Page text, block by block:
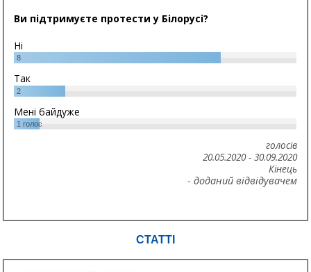
Ви підтримуєте протести у Білорусі?
Ні
8
Так
2
Мені байдуже
1 голос
голосів
20.05.2020- 30.09.2020
Кінець
- доданий відвідувачем
СТАТТІ